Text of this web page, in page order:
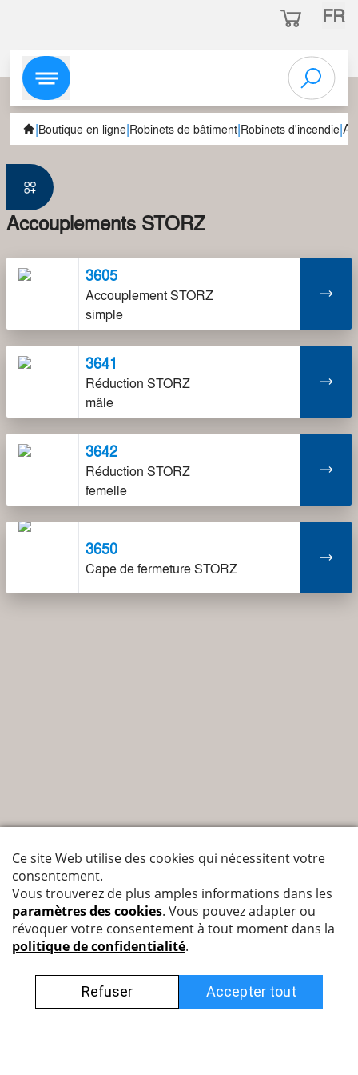
FR
|Boutique en ligne|Robinets de bâtiment|Robinets d'incendie|
Accouplements STORZ
3605
Accouplement STORZ
simple
3641
Réduction STORZ
mâle
3642
Réduction STORZ
femelle
3650
Cape de fermeture STORZ
Nyffenegger Armaturen AG
Leutschenbachstrasse 38